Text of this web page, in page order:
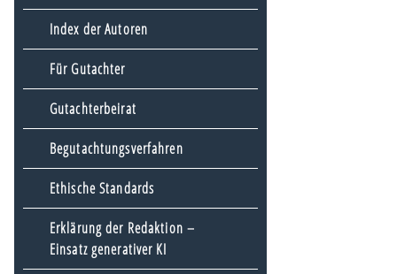
Index der Autoren
Für Gutachter
Gutachterbeirat
Begutachtungsverfahren
Ethische Standards
Erklärung der Redaktion –
Einsatz generativer KI